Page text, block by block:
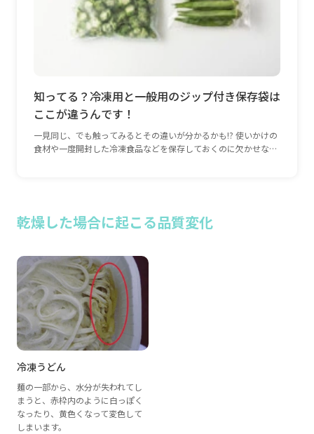
知ってる？冷凍用と一般用のジップ付き保存袋は
ここが違うんです！
一見同じ、でも触ってみるとその違いが分かるかも!? 使いかけの
食材や一度開封した冷凍食品などを保存しておくのに欠かせない
と少し厚い素材になっているのです。 凍った液体などが尖って、
袋を突き破ってしまうことなどもあるので、冷凍庫の中で使うに
食材を正しく保存しましょう。 冷凍用 一般用 上記の通り、二素
材の間には0.015㎜の厚みの差が。
乾燥した場合に起こる品質変化
冷凍うどん
麺の一部から、水分が失われてし
まうと、赤枠内のように白っぽく
なったり、黄色くなって変色して
しまいます。